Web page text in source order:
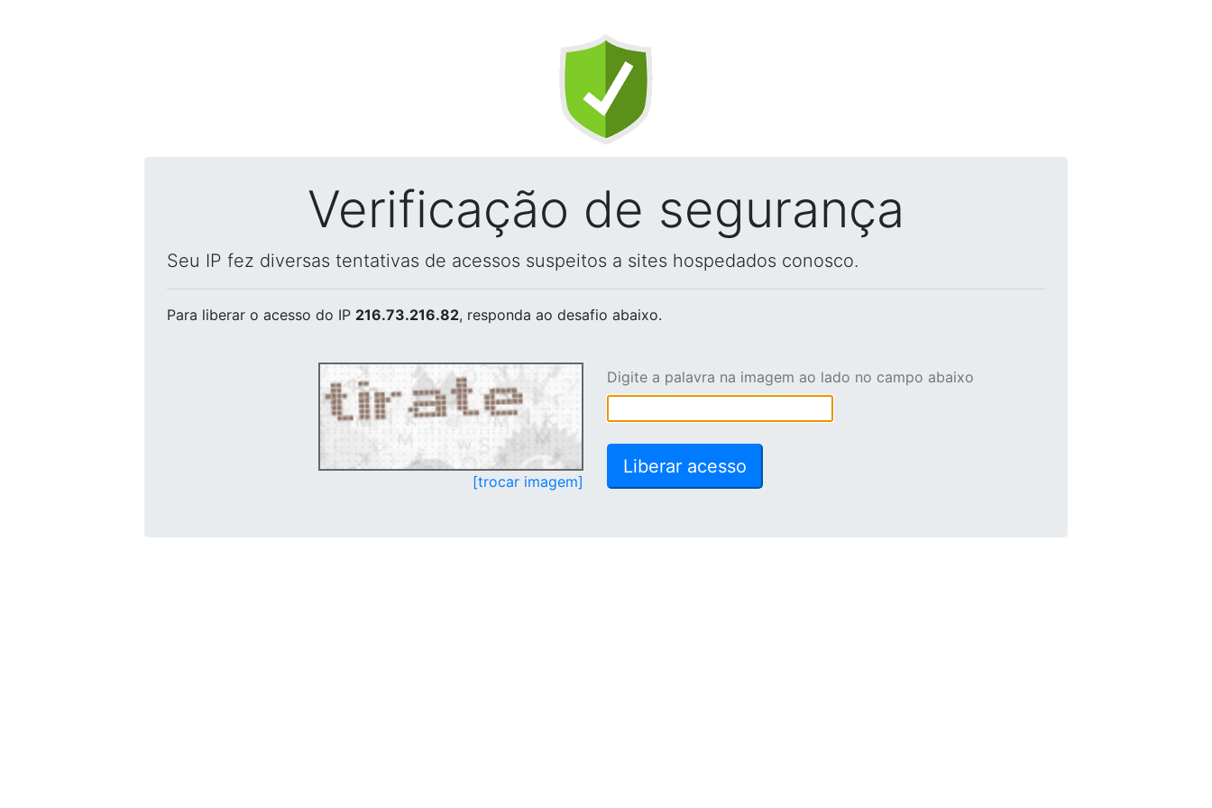
Verificação de segurança
Seu IP fez diversas tentativas de acessos suspeitos a sites hospedados conosco.
Para liberar o acesso do IP 216.73.216.82, responda ao desafio abaixo.
[trocar imagem]
Digite a palavra na imagem ao lado no campo abaixo